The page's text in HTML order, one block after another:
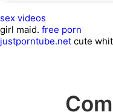
sex videos
girl maid. free porn
justporntube.net cute